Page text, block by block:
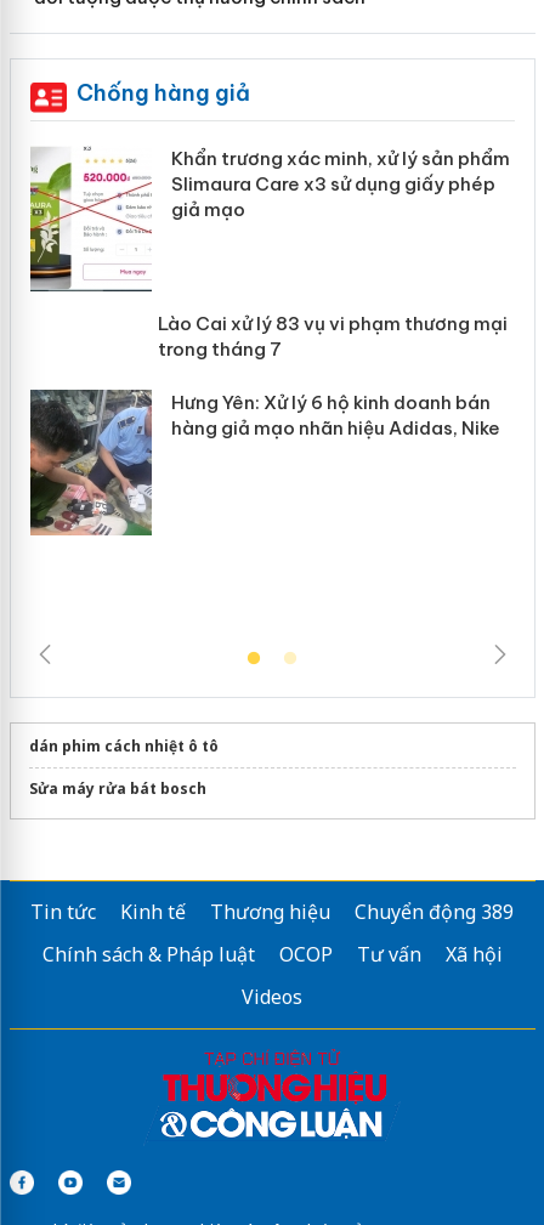
Chống hàng giả
Khẩn trương xác minh, xử lý sản phẩm
Slimaura Care x3 sử dụng giấy phép
giả mạo
Lào Cai xử lý 83 vụ vi phạm thương
mại trong tháng 7
dán phim cách nhiệt ô tô
Sửa máy rửa bát bosch
Tin tức Kinh tế Thương hiệu
Chuyển động 389
Chính sách & Pháp luật
OCOP Tư vấn
Xã hội
Videos